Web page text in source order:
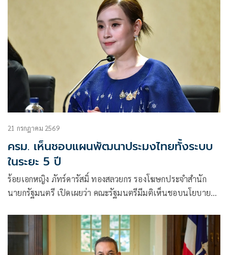
21 กรกฎาคม 2569
ครม. เห็นชอบแผนพัฒนาประมงไทยทั้งระบบ
ในระยะ 5 ปี
ร้อยเอกหญิง ภัทร์ดารัสมิ์ ทองสลวยกร รองโฆษกประจำสำนัก
นายกรัฐมนตรี เปิดเผยว่า คณะรัฐมนตรีมีมติเห็นชอบนโยบาย
กระทรวงเกษตรและสหกรณ์เสนอ เพื่อใช้เป็นกรอบในการ
บริหารจัดการและพัฒนาการประมงของประเทศในระยะ 5 ปี ให้
สอดคล้องกับสถานการณ์ด้านทรัพยากร เศรษฐกิจ สิ่งแวดล้อม